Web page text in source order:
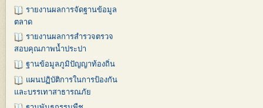
รายงานผลการจัดฐานข้อมูล
ตลาด
รายงานผลการสำรวจตรวจ
สอบคุณภาพน้ำประปา
ฐานข้อมูลภูมิปัญญาท้องถิ่น
แผนปฏิบัติการในการป้องกัน
และบรรเทาสาธารณภัย